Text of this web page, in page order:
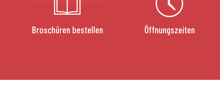
Broschüren bestellen Öffnungszeiten